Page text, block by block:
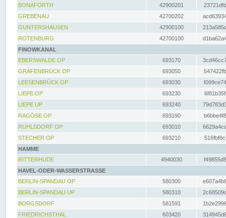
BONAFORTH
42900201
GREBENAU
42700202
GUNTERSHAUSEN
42900100
ROTENBURG
42700100
FINOWKANAL
EBERSWALDE OP
693170
GRAFENBRÜCK OP
693050
LEESENBRÜCK OP
693030
LIEPE OP
693230
LIEPE UP
693240
RAGÖSE OP
693190
RUHLSDORF OP
693010
STECHER OP
693210
HAMME
RITTERHUDE
4940030
HAVEL-ODER-WASSERSTRASSE
BERLIN-SPANDAU OP
580300
BERLIN-SPANDAU UP
580310
BORGSDORF
581591
FRIEDRICHSTHAL
603420